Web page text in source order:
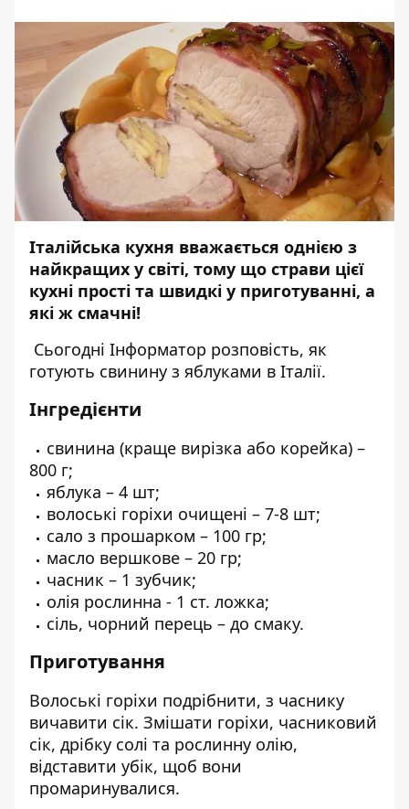
Італійська кухня вважається однією з
найкращих у світі, тому що страви цієї
кухні прості та швидкі у приготуванні, а
які ж смачні!
Сьогодні Інформатор розповість, як
готують свинину з яблуками в Італії.
Інгредієнти
свинина (краще вирізка або корейка) –
800 г;
яблука – 4 шт;
волоські горіхи очищені – 7-8 шт;
сало з прошарком – 100 гр;
масло вершкове – 20 гр;
часник – 1 зубчик;
олія рослинна - 1 ст. ложка;
сіль, чорний перець – до смаку.
Приготування
Волоські горіхи подрібнити, з часнику
вичавити сік. Змішати горіхи, часниковий
сік, дрібку солі та рослинну олію,
відставити убік, щоб вони
промаринувалися.